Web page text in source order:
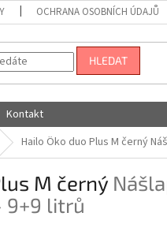
OCHRANA OSOBNÍCH ÚDAJŮ
HLEDAT
Kontakt
Hailo Öko duo Plus M černý
M černý
9+9 litrů